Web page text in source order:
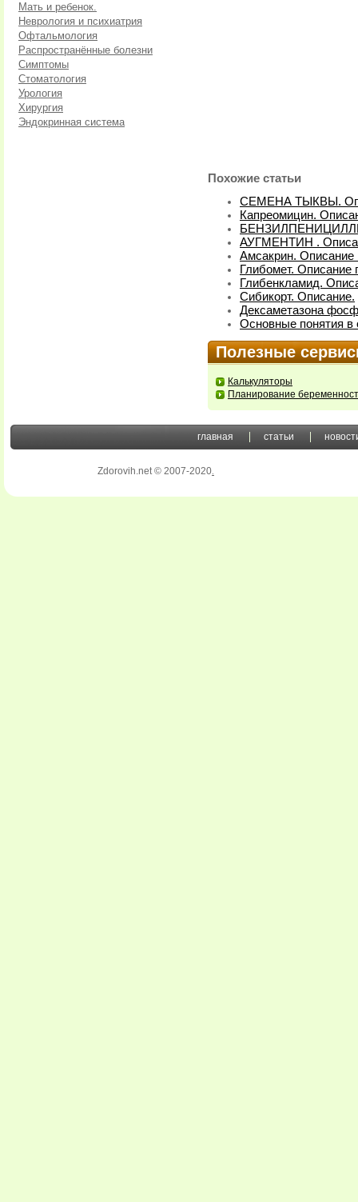
Мать и ребенок.
Неврология и психиатрия
Офтальмология
Распространённые болезни
Симптомы
Стоматология
Урология
Хирургия
Эндокринная система
Похожие статьи
СЕМЕНА ТЫКВЫ.
Капреомицин.
АУГМЕНТИН .
Амсакрин. Описание
Глибомет. Описание
Глибенкламид.
Сибикорт. Описание.
Дексаметазона
Основные понятия в
Полезные
Калькуляторы
Планирование
главная статьи
Zdorovih.net © 2007-2020